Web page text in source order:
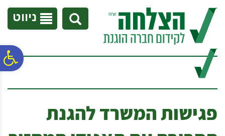
נגישות
אתר
המרכזי
ניווט
פגישות המשרד להגנת